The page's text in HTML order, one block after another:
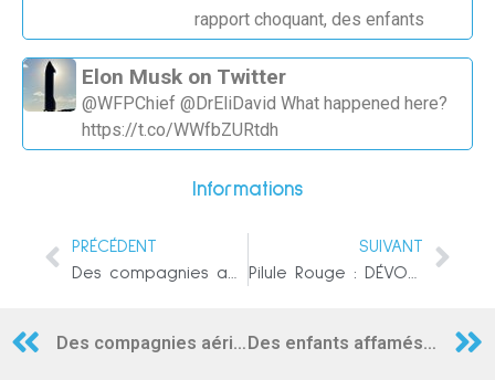
rapport choquant, des enfants
Elon Musk on Twitter
@WFPChief @DrEliDavid What happened here?
https://t.co/WWfbZURtdh
Informations
PRÉCÉDENT
SUIVANT
Des compagnies aériennes hypocrites ? Des enfants affamés « dès l’âge de NEUF ans, forcés de faire une fellation à des fonctionnaires de l’ONU pour obtenir de la nourriture »